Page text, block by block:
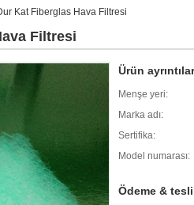
Kat Fiberglas Hava Filtresi
Filtresi
Ürün
Menşe yeri:
Marka adı:
Sertifika:
Model numarası:
Ödeme &